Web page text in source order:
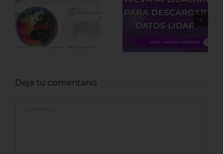
Nueva
aplicación para
datos LiDAR
Fuentes de
datos LiDAR de
Arqueológicos
Deja tu comentario